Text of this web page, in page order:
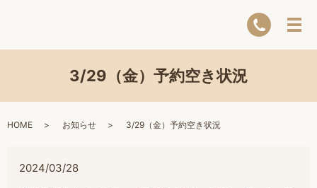
3/29（金）予約空き状況
HOME お知らせ 3/29（金）予約空き状況
2024/03/28